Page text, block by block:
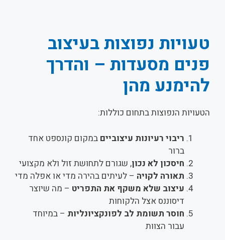
טעויות נפוצות בעיצוב
פנים מסעדות – והדרך
להימנע מהן
הטעויות הנפוצות בתחום כוללות:
ריבוי רעיונות עיצוביים במקום קונספט אחד
ברור
חיסכון לא נכון, שגורם לתחושת זול ולא מקצועי
תאורה לקויה – לעיתים בהירה מדי או אפלה מדי
עיצוב שלא משקף את התפריט – מה שיוצר
דיסוננס אצל הלקוחות
חוסר תשומת לב לפונקציונליות – במיוחד
עבור הצוות